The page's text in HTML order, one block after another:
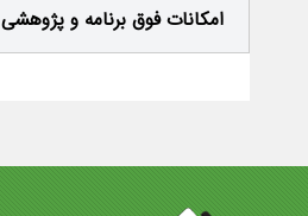
امکانات فوق برنامه و پژوهشی